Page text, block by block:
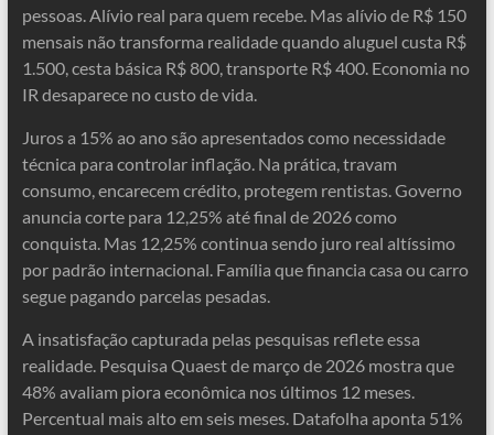
pessoas. Alívio real para quem recebe. Mas alívio de R$ 150
mensais não transforma realidade quando aluguel custa R$
1.500, cesta básica R$ 800, transporte R$ 400. Economia no
IR desaparece no custo de vida.
Juros a 15% ao ano são apresentados como necessidade
técnica para controlar inflação. Na prática, travam
consumo, encarecem crédito, protegem rentistas. Governo
anuncia corte para 12,25% até final de 2026 como
conquista. Mas 12,25% continua sendo juro real altíssimo
por padrão internacional. Família que financia casa ou carro
segue pagando parcelas pesadas.
A insatisfação capturada pelas pesquisas reflete essa
realidade. Pesquisa Quaest de março de 2026 mostra que
48% avaliam piora econômica nos últimos 12 meses.
Percentual mais alto em seis meses. Datafolha aponta 51%